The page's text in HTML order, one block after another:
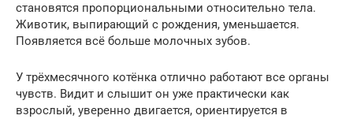
становятся пропорциональными относительно тела.
Животик, выпирающий с рождения, уменьшается.
Появляется всё больше молочных зубов.
У трёхмесячного котёнка отлично работают все органы
чувств. Видит и слышит он уже практически как
взрослый, уверенно двигается, ориентируется в